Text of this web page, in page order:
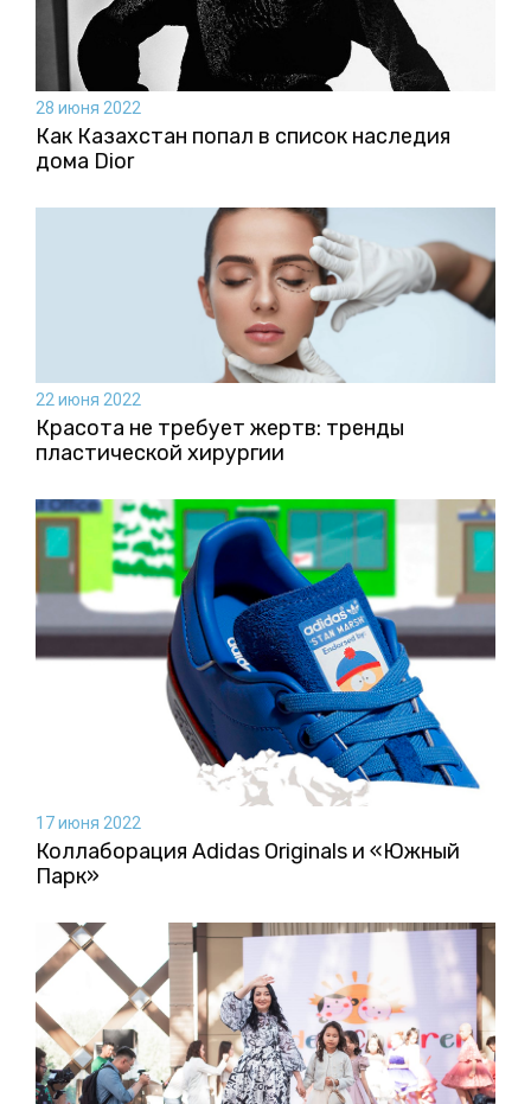
28 июня 2022
Как Казахстан попал в список наследия
дома Dior
22 июня 2022
Красота не требует жертв: тренды
пластической хирургии
17 июня 2022
Коллаборация Аdidas Originals и «Южный
Парк»